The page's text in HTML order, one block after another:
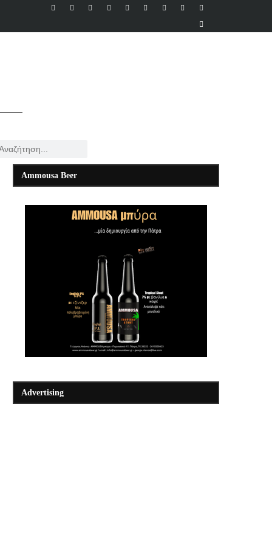
Ammousa Beer
Advertising